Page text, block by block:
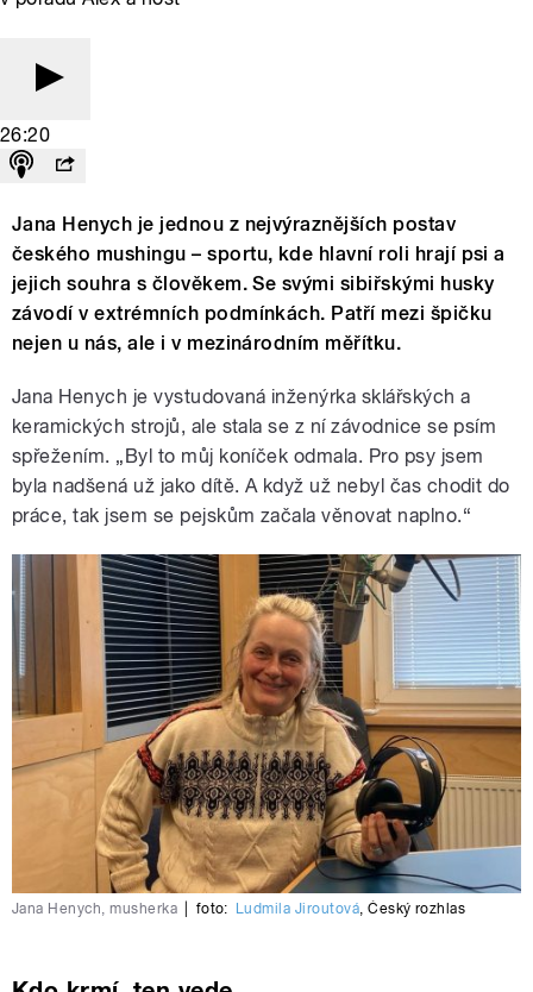
26:20
Jana Henych je jednou z nejvýraznějších postav
českého mushingu – sportu, kde hlavní roli hrají psi a
jejich souhra s člověkem. Se svými sibiřskými husky
závodí v extrémních podmínkách. Patří mezi špičku
nejen u nás, ale i v mezinárodním měřítku.
Jana Henych je vystudovaná inženýrka sklářských a
keramických strojů, ale stala se z ní závodnice se psím
spřežením. „Byl to můj koníček odmala. Pro psy jsem
byla nadšená už jako dítě. A když už nebyl čas chodit do
práce, tak jsem se pejskům začala věnovat naplno.“
Jana Henych, musherka foto: Ludmila Jiroutová,Český rozhlas